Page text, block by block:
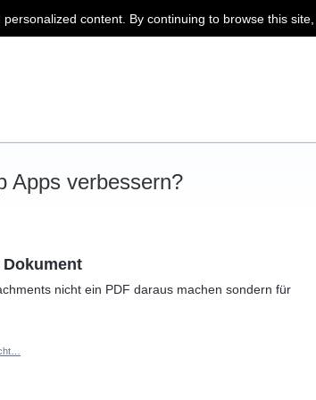
content. By continuing to browse this
Apps verbessern?
nicht ein PDF daraus machen sondern für